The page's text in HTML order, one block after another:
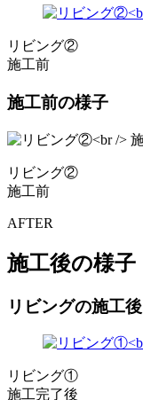
リビング②
施工前
施工前の様子
リビング②
施工前
AFTER
施工後の様子
リビングの施工後
リビング①
施工完了後